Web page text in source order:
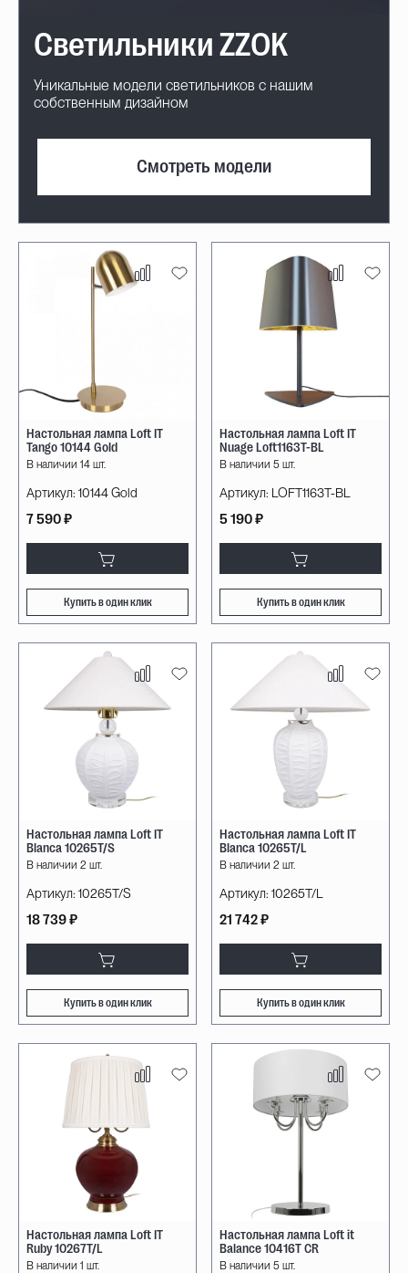
Светильники ZZOK
Уникальные модели светильников с нашим
собственным дизайном
Смотреть модели
Настольная лампа Loft IT
Tango 10144 Gold
В наличии 14 шт.
Артикул: 10144 Gold
7 590 ₽
Купить в один клик
Настольная лампа Loft IT
Nuage Loft1163T-BL
В наличии 5 шт.
Артикул: LOFT1163T-BL
5 190 ₽
Купить в один клик
Настольная лампа Loft IT
Blanca 10265T/S
В наличии 2 шт.
Артикул: 10265T/S
18 739 ₽
Купить в один клик
Настольная лампа Loft IT
Blanca 10265T/L
В наличии 2 шт.
Артикул: 10265T/L
21 742 ₽
Купить в один клик
Настольная лампа Loft IT
Ruby 10267T/L
В наличии 1 шт.
Настольная лампа Loft it
Balance 10416T CR
В наличии 5 шт.